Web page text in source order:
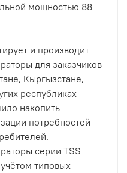
мощностью 88
и производит
для заказчиков
Кыргызстане,
республиках
накопить
потребностей
серии TSS
типовых